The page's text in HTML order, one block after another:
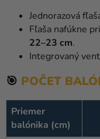
Jednorazová
Fľaša nafúkne
22–23 cm.
Integrovaný
🎯 POČET
Priemer
balónika (cm)